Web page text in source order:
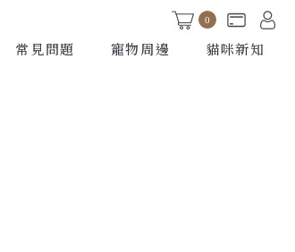
0
常見問題 寵物周邊 貓咪新知